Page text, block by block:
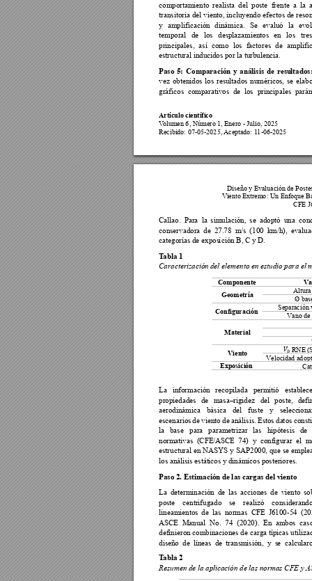
Artículo científico
Volumen 6 , Número 1, Enero - Julio, 2025
Recibido: 07-05-2025, Aceptado: 11 -06-2025
comportamiento realista del poste frente a la
transitoria del viento, incluyendo efectos de
y amplificación dinámica. Se evaluó la
temporal
de los desplazamientos en los
principales, así como los factores de
estructural inducidos por la turbulencia.
Paso 5: Comparación y análisis de result
vez obtenidos los resultados numéricos, se
gráficos comparativos  de los principales
Diseño y Evaluación de
Viento Extremo: Un Enfoque
CFE
Callao. Para la simulación, se adoptó una
conservadora de 27.78 m/s (100 km/h),
categorías de exposición B, C y D.
Tabla 1
Caracterización del elemento en estudio para el
Componente
Geometría
Ø
Configuración
Separación
Vano de
Material
Viento  RNE
Velocidad ad
Exposición
La información recopilada permitió
propiedades
de masa–rigidez del poste,
aerodinámica
básica del fuste y selecc
escenarios de viento de análisis. Estos datos
la
base para parametrizar las hipótesis
de
normativas  (CFE/ASCE  74)  y  configurar  el
estructural en NASYS y SAP2000, que se
los análisis estáticos y dinámicos posteriores.
Paso 2. Estimación de las cargas del viento
La determinación de las acciones de viento
poste
centrifugado se realizó
lineamientos de las  normas  CFE
J6100-54
ASCE  Manual No. 74 (2020). En  ambos
definieron combinaciones de carga típicas
diseño  de líneas de transmisión, y  se
Tabla 2
Resumen de la aplicación de las normas CFE y